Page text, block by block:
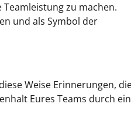
zu machen.
und als Symbol der
Weise Erinnerungen,
Eures Teams durch